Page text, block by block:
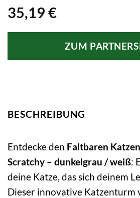
35,19 €
ZUM
BESCHREIBUNG
Entdecke den Faltbaren
Scratchy – dunkelgrau / weiß:
deine Katze, das sich deinem
Dieser innovative Katzenturm